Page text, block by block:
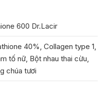
600 Dr.Lacir
40%, Collagen type 1,
tố nữ, Bột nhau thai cừu,
chúa tươi